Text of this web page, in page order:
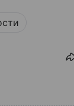
мира, какое